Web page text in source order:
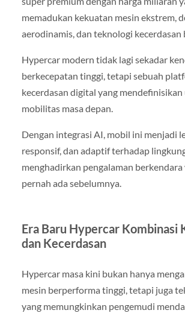
memadukan kekuatan mesin ekstrem,
aerodinamis, dan teknologi kecerdasan
Hypercar modern tidak lagi sekadar
berkecepatan tinggi, tetapi sebuah
kecerdasan digital yang
mobilitas masa depan.
Dengan integrasi AI, mobil ini menjadi
responsif, dan adaptif terhadap
menghadirkan pengalaman berkendara
pernah ada sebelumnya.
Era Baru Hypercar Kombinasi
dan Kecerdasan
Hypercar masa kini bukan hanya
mesin berperforma tinggi, tetapi juga
yang memungkinkan pengemudi